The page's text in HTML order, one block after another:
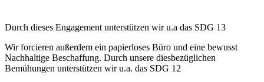
Durch dieses Engagement unterstützen wir u.a das SDG 13
Wir forcieren außerdem ein papierloses Büro und eine bewusst
Nachhaltige Beschaffung. Durch unsere diesbezüglichen
Bemühungen unterstützen wir u.a. das SDG 12